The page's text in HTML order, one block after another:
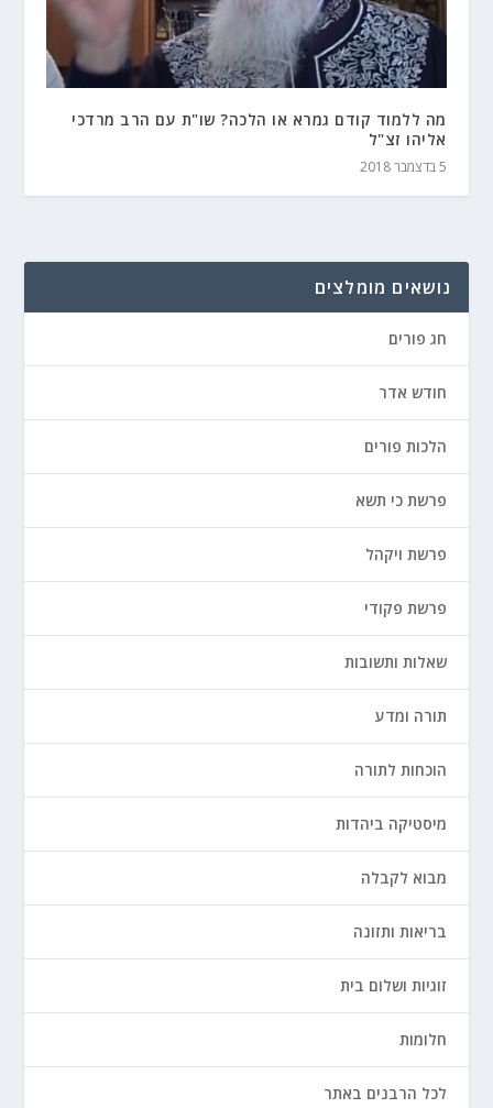
מה ללמוד קודם גמרא או הלכה? שו"ת עם הרב מרדכי
אליהו זצ"ל
5 בדצמבר 2018
נושאים מומלצים
חג פורים
חודש אדר
הלכות פורים
פרשת כי תשא
פרשת ויקהל
פרשת פקודי
שאלות ותשובות
תורה ומדע
הוכחות לתורה
מיסטיקה ביהדות
מבוא לקבלה
בריאות ותזונה
זוגיות ושלום בית
חלומות
לכל הרבנים באתר